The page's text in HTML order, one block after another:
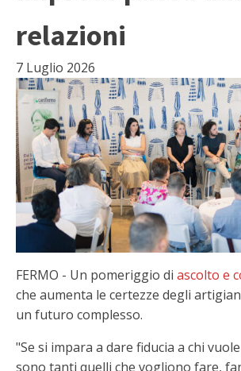
relazioni
7 Luglio 2026
FERMO - Un pomeriggio di ascolto e
che aumenta le certezze degli
un futuro complesso.
"Se si impara a dare fiducia a chi
sono tanti quelli che vogliono fare,